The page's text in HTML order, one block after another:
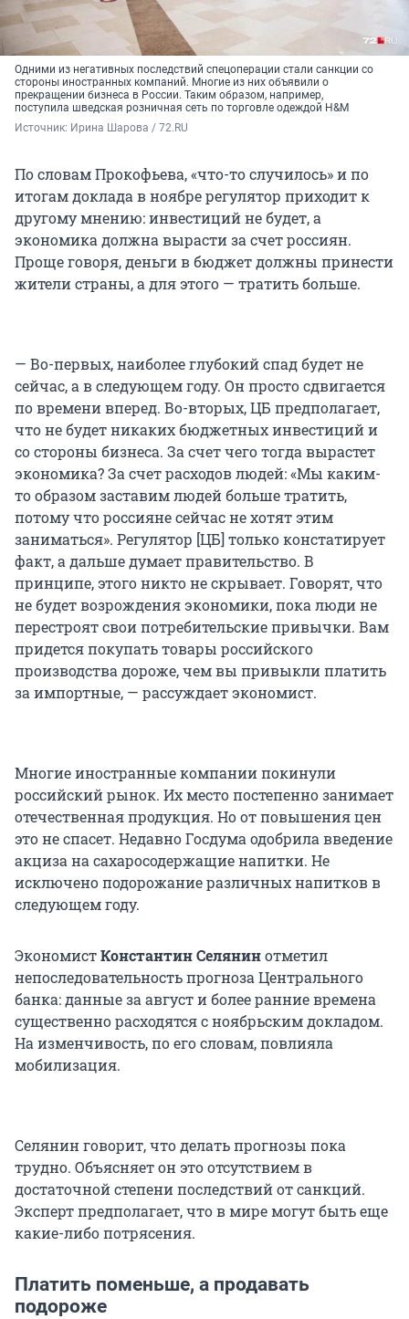
Одними из негативных последствий спецоперации стали санкции со
стороны иностранных компаний. Многие из них объявили о
прекращении бизнеса в России. Таким образом, например,
поступила шведская розничная сеть по торговле одеждой H&M
Источник: Ирина Шарова / 72.RU
По словам Прокофьева, «что-то случилось» и по
итогам доклада в ноябре регулятор приходит к
другому мнению: инвестиций не будет, а
экономика должна вырасти за счет россиян.
Проще говоря, деньги в бюджет должны принести
жители страны, а для этого — тратить больше.
— Во-первых, наиболее глубокий спад будет не
сейчас, а в следующем году. Он просто сдвигается
по времени вперед. Во-вторых, ЦБ предполагает,
что не будет никаких бюджетных инвестиций и
со стороны бизнеса. За счет чего тогда вырастет
экономика? За счет расходов людей: «Мы каким-
то образом заставим людей больше тратить,
потому что россияне сейчас не хотят этим
заниматься». Регулятор [ЦБ] только констатирует
факт, а дальше думает правительство. В
принципе, этого никто не скрывает. Говорят, что
не будет возрождения экономики, пока люди не
перестроят свои потребительские привычки. Вам
придется покупать товары российского
производства дороже, чем вы привыкли платить
за импортные, — рассуждает экономист.
Многие иностранные компании покинули
российский рынок. Их место постепенно занимает
отечественная продукция. Но от повышения цен
это не спасет. Недавно Госдума одобрила введение
акциза на сахаросодержащие напитки. Не
исключено подорожание различных напитков в
следующем году.
ЭкономистКонстантин Селянинотметил
непоследовательность прогноза Центрального
банка: данные за август и более ранние времена
существенно расходятся с ноябрьским докладом.
На изменчивость, по его словам, повлияла
мобилизация.
Селянин говорит, что делать прогнозы пока
трудно. Объясняет он это отсутствием в
достаточной степени последствий от санкций.
Эксперт предполагает, что в мире могут быть еще
какие-либо потрясения.
Платить поменьше, а продавать
подороже